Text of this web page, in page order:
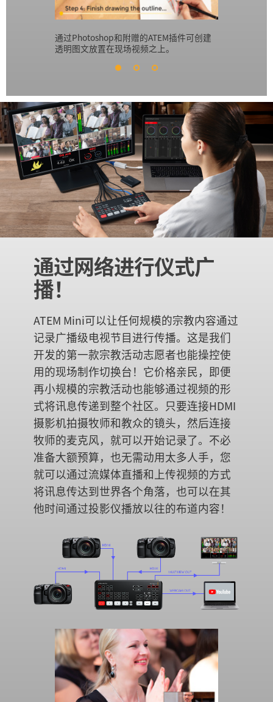
通过Photoshop和附赠的ATEM插件可创建
透明图文放置在现场视频之上。
通过网络进行仪式广
播！
ATEM Mini可以让任何规模的宗教内容通过
记录广播级电视节目进行传播。这是我们
开发的第一款宗教活动志愿者也能操控使
用的现场制作切换台！它价格亲民，即便
再小规模的宗教活动也能够通过视频的形
式将讯息传递到整个社区。只要连接HDMI
摄影机拍摄牧师和教众的镜头，然后连接
牧师的麦克风，就可以开始记录了。不必
准备大额预算，也无需动用太多人手，您
就可以通过流媒体直播和上传视频的方式
将讯息传达到世界各个角落，也可以在其
他时间通过投影仪播放以往的布道内容！